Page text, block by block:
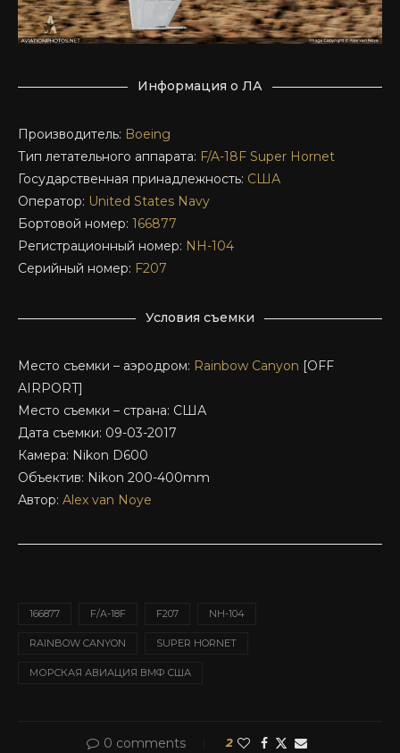
Информация о ЛА
Производитель: Boeing
Тип летательного аппарата: F/A-18F Super Hornet
Государственная принадлежность: США
Оператор: United States Navy
Бортовой номер: 166877
Регистрационный номер: NH-104
Серийный номер: F207
Условия съемки
Место съемки – аэродром: Rainbow Canyon [OFF
AIRPORT]
Место съемки – страна: США
Дата съемки: 09-03-2017
Камера: Nikon D600
Объектив: Nikon 200-400mm
Автор: Alex van Noye
166877 F/A-18F F207 NH-104
RAINBOW CANYON SUPER HORNET
МОРСКАЯ АВИАЦИЯ ВМФ США
0 comments 2